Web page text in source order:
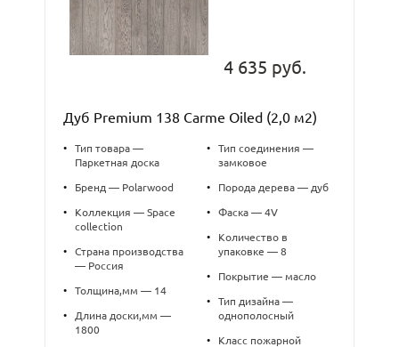
4 635 руб.
Дуб Premium 138 Carme Oiled (2,0 м2)
•
Тип товара —
Паркетная доска
• Бренд — Polarwood
•
Коллекция — Space
collection
•
Страна производства
— Россия
• Толщина,мм — 14
•
Длина доски,мм —
1800
•
Тип соединения —
замковое
• Порода дерева — дуб
• Фаска — 4V
•
Количество в
упаковке — 8
• Покрытие — масло
•
Тип дизайна —
однополосный
•
Класс пожарной